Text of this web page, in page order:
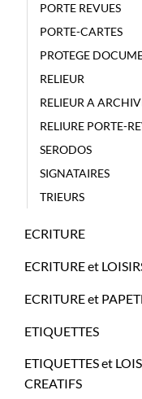
PORTE REVUES
PORTE-CARTES
PROTEGE
RELIEUR
RELIEUR A
RELIURE PORTE-
SERODOS
SIGNATAIRES
TRIEURS
ECRITURE
ECRITURE et
ECRITURE et
ETIQUETTES
ETIQUETTES et
CREATIFS